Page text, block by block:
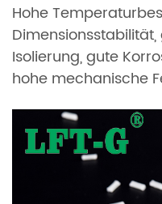
Hohe
Isolierung, gute
hohe mechanische